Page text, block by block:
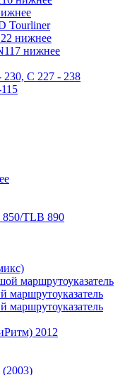
Tourliner
нижнее
нижнее
C 227 - 238
TLB 890
маршрутоуказатель
маршрутоуказатель
маршрутоуказатель
2012